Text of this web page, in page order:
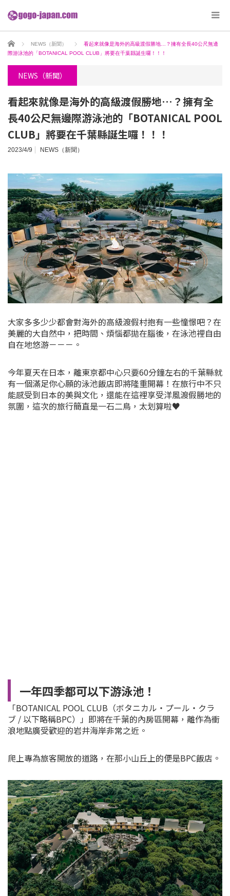
ホーム NEWS（新聞）
看起來就像是海外的高級渡假勝地…？擁有全長40公尺無邊
際游泳池的「BOTANICAL POOL CLUB」將要在千葉縣誕生囉！！！
NEWS（新聞）
看起來就像是海外的高級渡假勝地…？擁有全
長40公尺無邊際游泳池的「BOTANICAL POOL
CLUB」將要在千葉縣誕生囉！！！
2023/4/9 NEWS（新聞）
大家多多少少都會對海外的高級渡假村抱有一些憧憬吧？在
美麗的大自然中，把時間、煩惱都拋在腦後，在泳池裡自由
自在地悠游－－－。
今年夏天在日本，離東京都中心只要60分鐘左右的千葉縣就
有一個滿足你心願的泳池飯店即將隆重開幕！在旅行中不只
能感受到日本的美與文化，還能在這裡享受洋風渡假勝地的
氛圍，這次的旅行簡直是一石二鳥，太划算啦♥
一年四季都可以下游泳池！
「BOTANICAL POOL CLUB（ボタニカル・プール・クラ
ブ / 以下略稱BPC）」即將在千葉的內房區開幕，離作為衝
浪地點廣受歡迎的岩井海岸非常之近。
爬上專為旅客開放的道路，在那小山丘上的便是BPC飯店。